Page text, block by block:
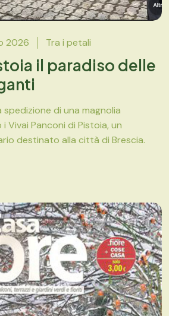
2026 Tra i petali
il paradiso delle
di una magnolia
Vivai Panconi di Pistoia, un
destinato alla città di Brescia.